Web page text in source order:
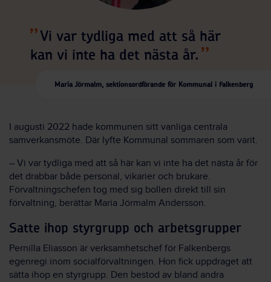
Vi var tydliga med att så här
kan vi inte ha det nästa år.
Maria Jörmalm, sektionsordförande för Kommunal i Falkenberg
I augusti 2022 hade kommunen sitt vanliga centrala
samverkansmöte. Där lyfte Kommunal sommaren som varit.
– Vi var tydliga med att så här kan vi inte ha det nästa år för
det drabbar både personal, vikarier och brukare.
Förvaltningschefen tog med sig bollen direkt till sin
förvaltning, berättar Maria Jörmalm Andersson.
Satte ihop styrgrupp och arbetsgrupper
Pernilla Eliasson är verksamhetschef för Falkenbergs
egenregi inom socialförvaltningen. Hon fick uppdraget att
sätta ihop en styrgrupp. Den bestod av bland andra